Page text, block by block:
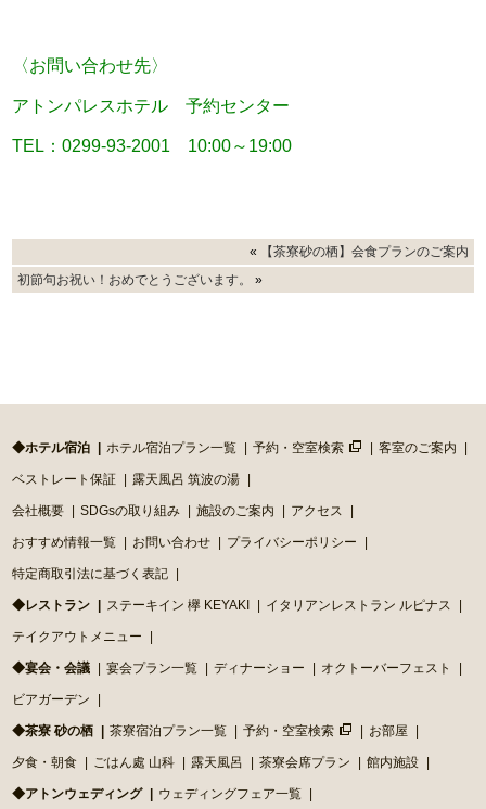
〈お問い合わせ先〉
アトンパレスホテル 予約センター
TEL：0299-93-2001 10:00～19:00
«
【茶寮砂の栖】会食プランのご案内
初節句お祝い！おめでとうございます。
»
◆ホテル宿泊 ホテル宿泊プラン一覧 予約・空室検索 客室のご案内
ベストレート保証 露天風呂 筑波の湯
会社概要 SDGsの取り組み 施設のご案内 アクセス
おすすめ情報一覧 お問い合わせ プライバシーポリシー
特定商取引法に基づく表記
◆レストラン ステーキイン 欅 KEYAKI イタリアンレストラン ルピナス
テイクアウトメニュー
◆宴会・会議 宴会プラン一覧 ディナーショー オクトーバーフェスト
ビアガーデン
◆茶寮 砂の栖 茶寮宿泊プラン一覧 予約・空室検索 お部屋
夕食・朝食 ごはん處 山科 露天風呂 茶寮会席プラン 館内施設
◆アトンウェディング ウェディングフェア一覧